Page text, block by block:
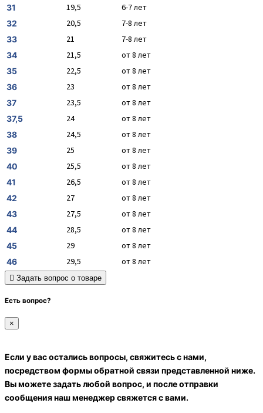
31 19,5 6-7 лет
32 20,5 7-8 лет
33 21 7-8 лет
34 21,5 от 8 лет
35 22,5 от 8 лет
36 23 от 8 лет
37 23,5 от 8 лет
37,5 24 от 8 лет
38 24,5 от 8 лет
39 25 от 8 лет
40 25,5 от 8 лет
41 26,5 от 8 лет
42 27 от 8 лет
43 27,5 от 8 лет
44 28,5 от 8 лет
45 29 от 8 лет
46 29,5 от 8 лет
Задать вопрос о товаре
Есть вопрос?
×
Если у вас остались вопросы, свяжитесь с нами,
посредством формы обратной связи представленной ниже.
Вы можете задать любой вопрос, и после отправки
сообщения наш менеджер свяжется с вами.